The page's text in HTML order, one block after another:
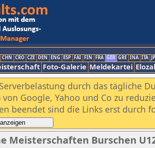
CHN CRO CZE DEN ENG ESP FAI FIN FRA GER GRE INA ITA
Foto-Galerie Meldekartei
durch das tägliche
Google, Yahoo und Co zu
beendet sind die Links erst durch
Meisterschaften Burschen